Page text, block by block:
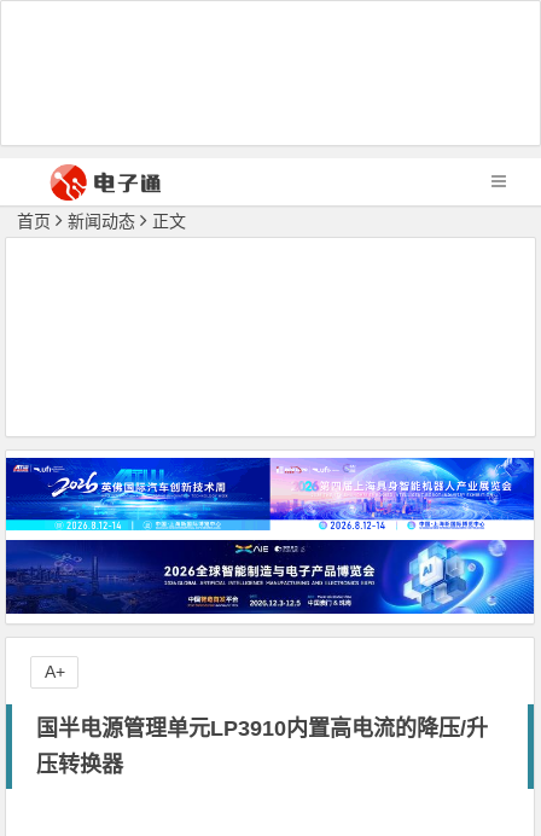
首页 新闻动态 正文
国半电源管理单元LP3910内置高电流的降压/升
压转换器
A+